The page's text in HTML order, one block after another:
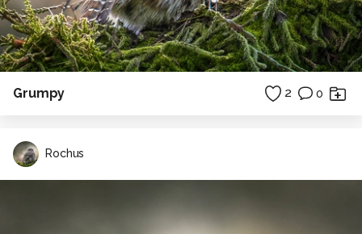
Grumpy 2 0
Rochus